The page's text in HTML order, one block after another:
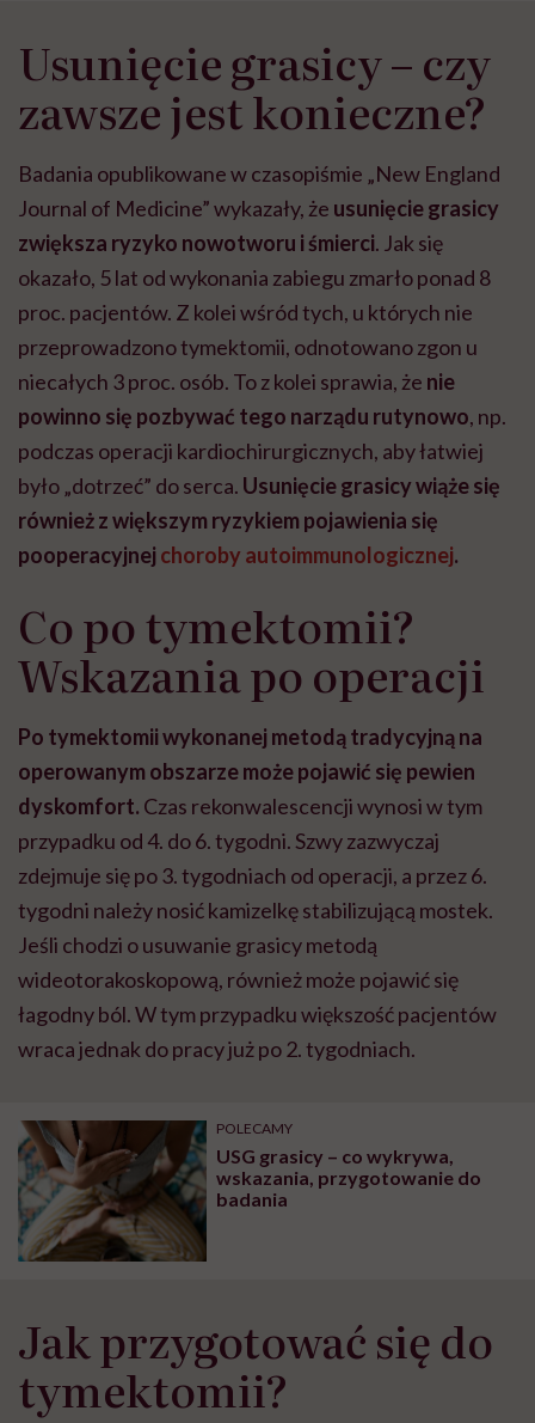
Usunięcie grasicy – czy
zawsze jest konieczne?
Badania opublikowane w czasopiśmie „New England
Journal of Medicine” wykazały, że usunięcie grasicy
zwiększa ryzyko nowotworu i śmierci. Jak się
okazało, 5 lat od wykonania zabiegu zmarło ponad 8
proc. pacjentów. Z kolei wśród tych, u których nie
przeprowadzono tymektomii, odnotowano zgon u
niecałych 3 proc. osób. To z kolei sprawia, że nie
powinno się pozbywać tego narządu rutynowo, np.
podczas operacji kardiochirurgicznych, aby łatwiej
było „dotrzeć” do serca. Usunięcie grasicy wiąże się
również z większym ryzykiem pojawienia się
pooperacyjnej choroby autoimmunologicznej.
Co po tymektomii?
Wskazania po operacji
Po tymektomii wykonanej metodą tradycyjną na
operowanym obszarze może pojawić się pewien
dyskomfort. Czas rekonwalescencji wynosi w tym
przypadku od 4. do 6. tygodni. Szwy zazwyczaj
zdejmuje się po 3. tygodniach od operacji, a przez 6.
tygodni należy nosić kamizelkę stabilizującą mostek.
Jeśli chodzi o usuwanie grasicy metodą
wideotorakoskopową, również może pojawić się
łagodny ból. W tym przypadku większość pacjentów
wraca jednak do pracy już po 2. tygodniach.
POLECAMY
USG grasicy – co wykrywa,
wskazania, przygotowanie do
badania
Jak przygotować się do
tymektomii?